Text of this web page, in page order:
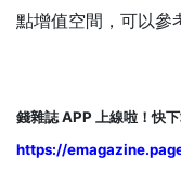
點增值空間，可以參
錢雜誌 APP 上線啦！快
https://